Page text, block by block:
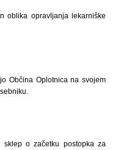
oblika opravljanja lekarniške
Občina Oplotnica na svojem
sklep o začetku postopka za